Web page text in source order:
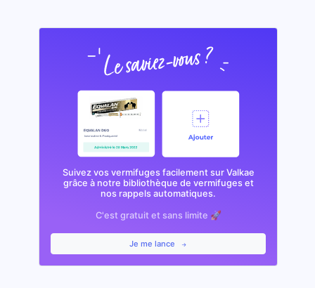
Suivez vos vermifuges facilement sur Valkae
grâce à notre bibliothèque de vermifuges et
nos rappels automatiques.
C'est gratuit et sans limite 🚀
Je me lance